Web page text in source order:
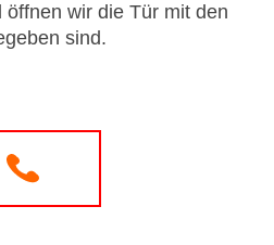
wir die Tür mit den
sind.